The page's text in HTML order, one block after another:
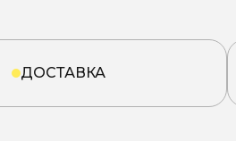
ДОСТАВКА